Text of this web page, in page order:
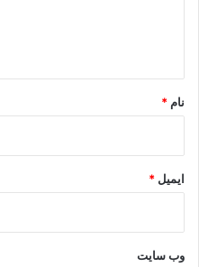
نام *
ایمیل *
وب‌ سایت